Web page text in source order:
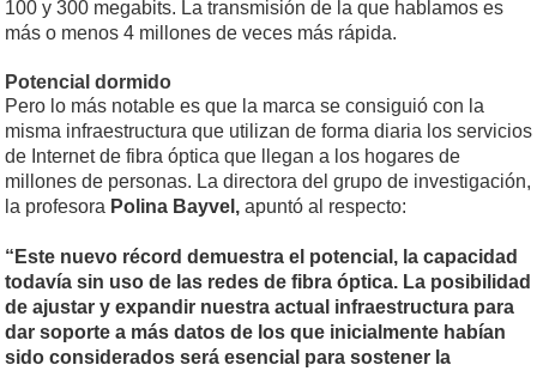
100 y 300 megabits. La transmisión de la que hablamos es
más o menos 4 millones de veces más rápida.
Potencial dormido
Pero lo más notable es que la marca se consiguió con la
misma infraestructura que utilizan de forma diaria los servicios
de Internet de fibra óptica que llegan a los hogares de
millones de personas. La directora del grupo de investigación,
la profesora Polina Bayvel, apuntó al respecto:
“Este nuevo récord demuestra el potencial, la capacidad
todavía sin uso de las redes de fibra óptica. La posibilidad
de ajustar y expandir nuestra actual infraestructura para
dar soporte a más datos de los que inicialmente habían
sido considerados será esencial para sostener la